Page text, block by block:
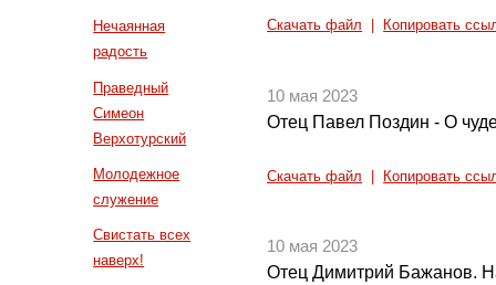
Нечаянная
радость
Праведный
Симеон
Верхотурский
Молодежное
служение
Свистать всех
наверх!
Скачать файл Копировать
10 мая 2023
Отец Павел Поздин - О
Скачать файл Копировать
10 мая 2023
Отец Димитрий Бажанов.